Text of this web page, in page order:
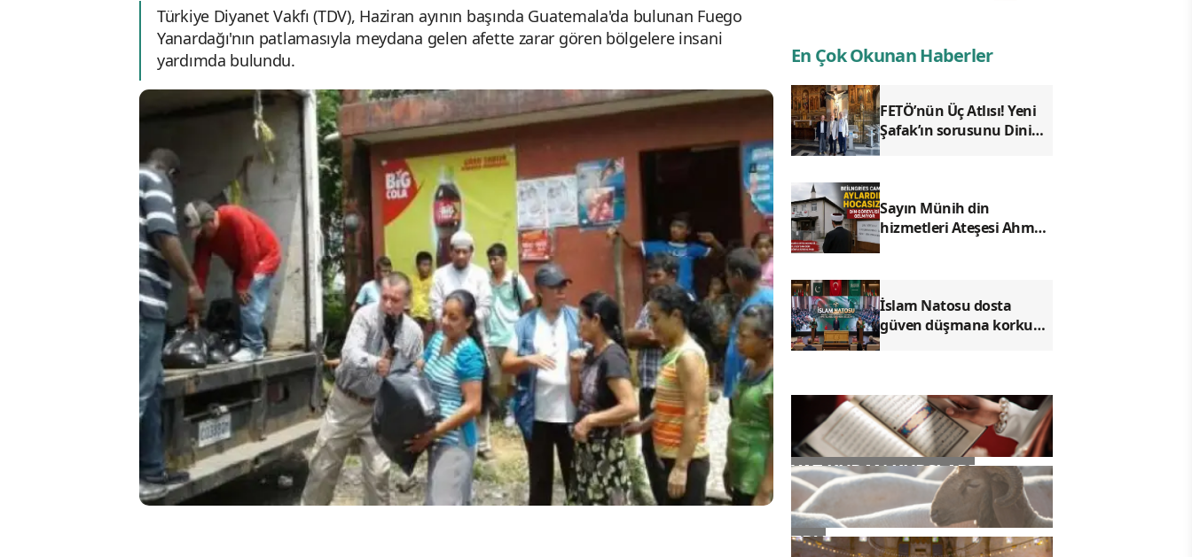
Türkiye Diyanet Vakfı (TDV), Haziran ayının başında Guatemala'da bulunan Fuego
Yanardağı'nın patlamasıyla meydana gelen afette zarar gören bölgelere insani
yardımda bulundu.
En Çok Okunan Haberler
FETÖ’nün Üç Atlısı! Yeni
Şafak’ın sorusunu Dini
Sayın Münih din
hizmetleri Ateşesi Ahmet
İslam Natosu dosta
güven düşmana korku
YAZ KURAN KURSLARI
TDV